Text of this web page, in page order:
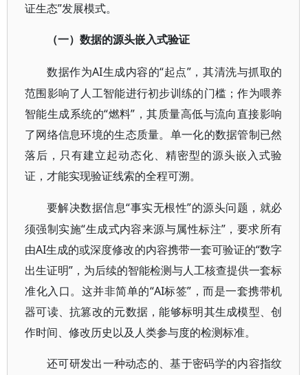
证生态”发展模式。
（一）数据的源头嵌入式验证
数据作为AI生成内容的“起点”，其清洗与抓取的
范围影响了人工智能进行初步训练的门槛；作为喂养
智能生成系统的“燃料”，其质量高低与流向直接影响
了网络信息环境的生态质量。单一化的数据管制已然
落后，只有建立起动态化、精密型的源头嵌入式验
证，才能实现验证线索的全程可溯。
要解决数据信息“事实无根性”的源头问题，就必
须强制实施“生成式内容来源与属性标注”，要求所有
由AI生成的或深度修改的内容携带一套可验证的“数字
出生证明”，为后续的智能检测与人工核查提供一套标
准化入口。这并非简单的“AI标签”，而是一套携带机
器可读、抗篡改的元数据，能够标明其生成模型、创
作时间、修改历史以及人类参与度的检测标准。
还可研发出一种动态的、基于密码学的内容指纹